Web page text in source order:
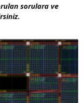
sorulara ve